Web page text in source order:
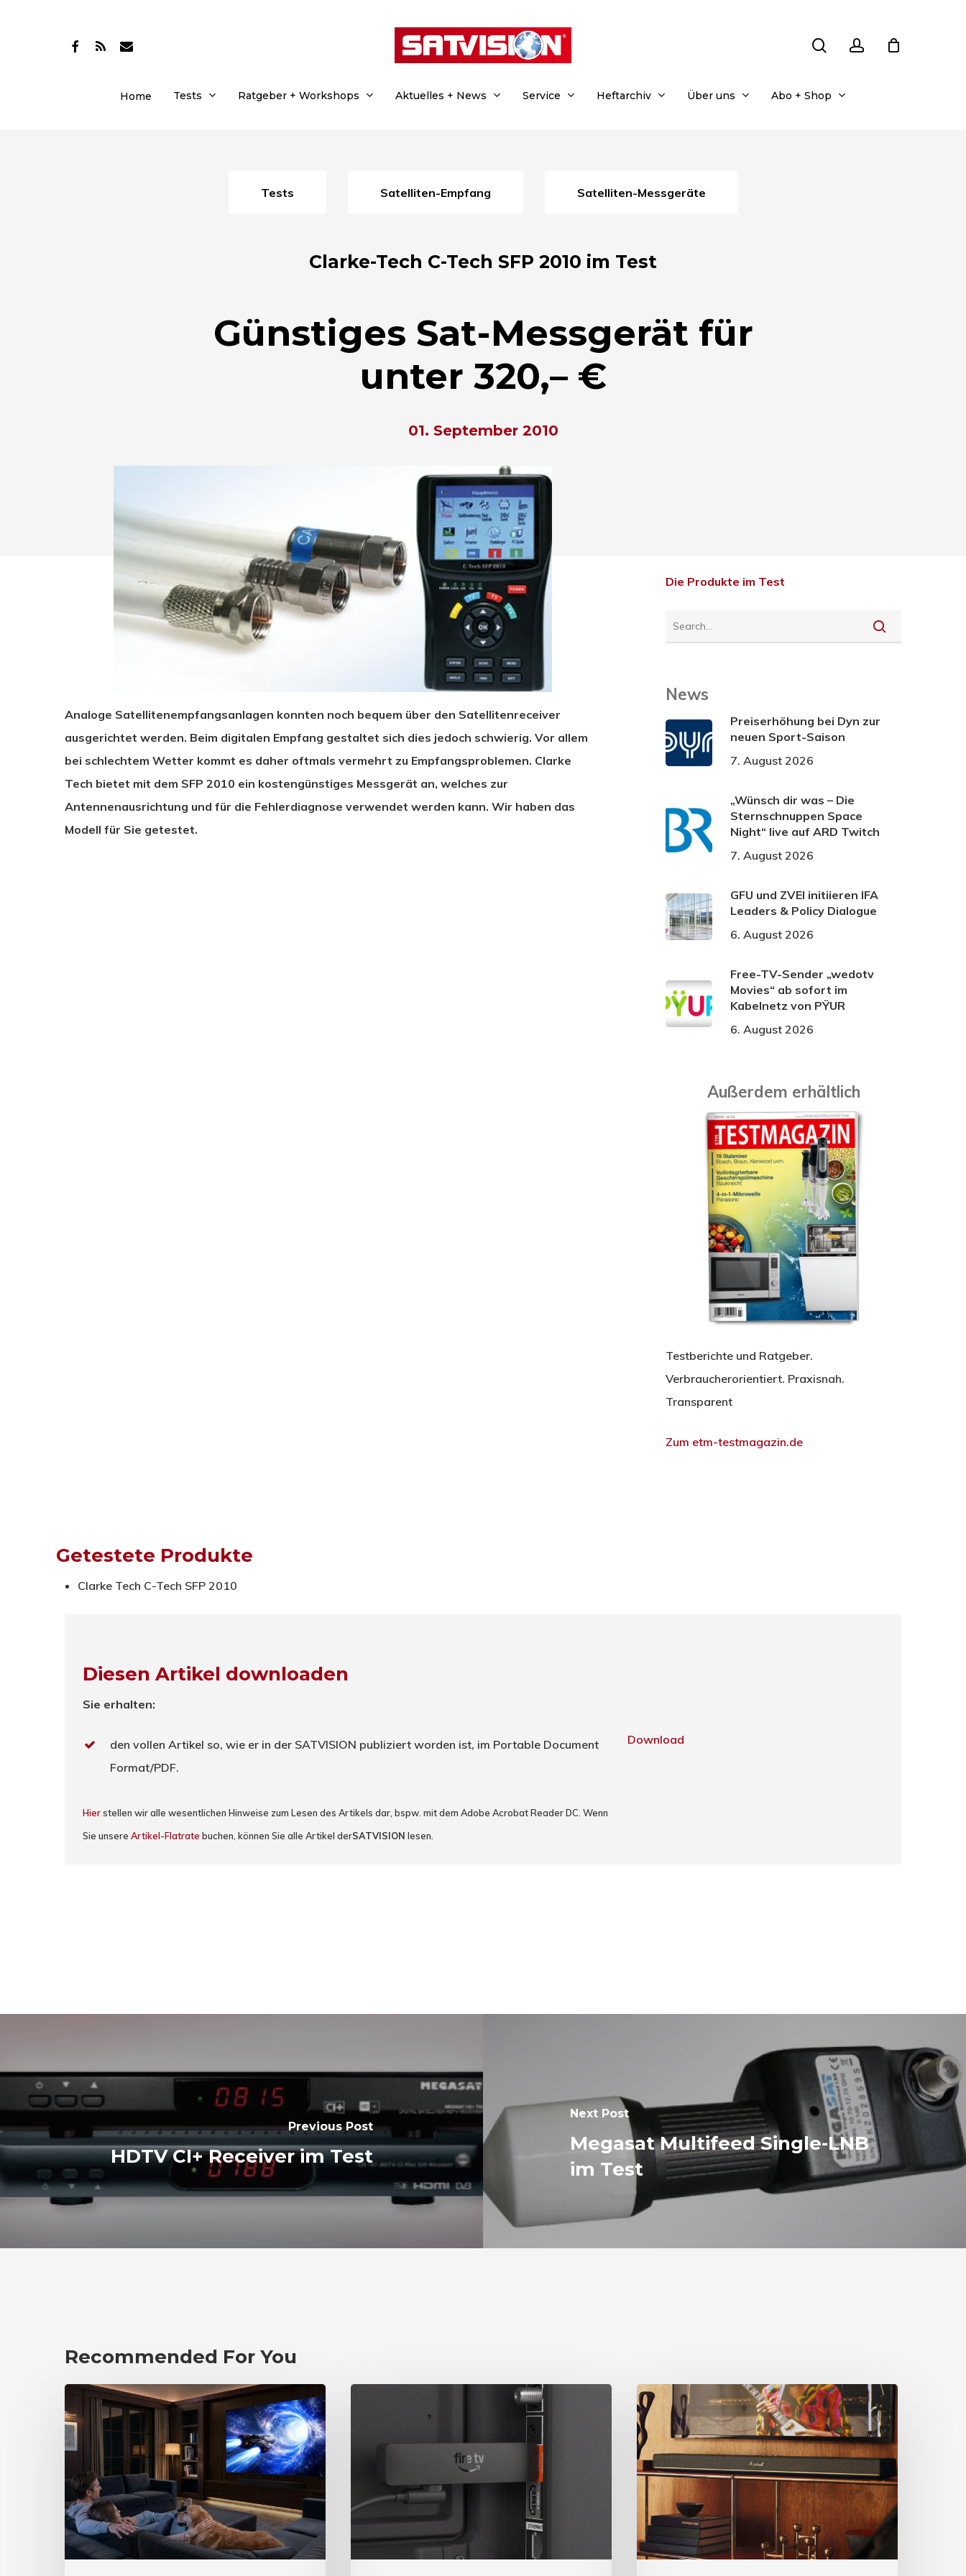
Drücken Sie Enter zum Suchen oder ESC zum Schließen.
facebook
RSS email
Home Tests Ratgeber + Workshops Aktuelles + News Service Heftarchiv Über uns Abo + Shop
Tests Satelliten-Empfang Satelliten-Messgeräte
Clarke-Tech C-Tech SFP 2010 im Test
Günstiges Sat-Messgerät für
unter 320,– €
01. September 2010
Analoge Satellitenempfangsanlagen konnten noch bequem über den Satellitenreceiver
ausgerichtet werden. Beim digitalen Empfang gestaltet sich dies jedoch schwierig. Vor allem
bei schlechtem Wetter kommt es daher oftmals vermehrt zu Empfangsproblemen. Clarke
Tech bietet mit dem SFP 2010 ein kostengünstiges Messgerät an, welches zur
Antennenausrichtung und für die Fehlerdiagnose verwendet werden kann. Wir haben das
Modell für Sie getestet.
Die Produkte im Test
News
Preiserhöhung bei Dyn zur
neuen Sport-Saison
7. August 2026
„Wünsch dir was – Die
Sternschnuppen Space
Night“ live auf ARD Twitch
7. August 2026
GFU und ZVEI initiieren IFA
Leaders & Policy Dialogue
6. August 2026
Free-TV-Sender „wedotv
Movies“ ab sofort im
Kabelnetz von PŸUR
6. August 2026
Außerdem erhältlich
Testberichte und Ratgeber.
Verbraucherorientiert. Praxisnah.
Transparent
Zum etm-testmagazin.de
Getestete Produkte
Clarke Tech C-Tech SFP 2010
Diesen Artikel downloaden
Sie erhalten:
den vollen Artikel so, wie er in der SATVISION publiziert worden ist, im Portable Document
Format/PDF.
Hierstellen wir alle wesentlichen Hinweise zum Lesen des Artikels dar, bspw. mit dem Adobe Acrobat Reader DC. Wenn
Sie unsere Artikel-Flatrate buchen, können Sie alle Artikel derSATVISION lesen.
Download
Previous Post
HDTV CI+ Receiver im Test
Next Post
Megasat Multifeed Single-LNB
im Test
Recommended For You